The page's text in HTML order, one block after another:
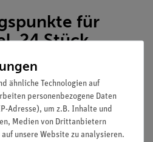
für
24 Stück
ähnliche Technologien auf
personenbezogene Daten
Adresse), um z.B. Inhalte und
Medien von Drittanbietern
unsere Website zu analysieren.